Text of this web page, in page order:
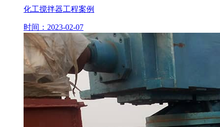
化工搅拌器工程案例
时间：2023-02-07